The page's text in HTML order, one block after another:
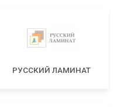
РУССКИЙ ЛАМИНАТ